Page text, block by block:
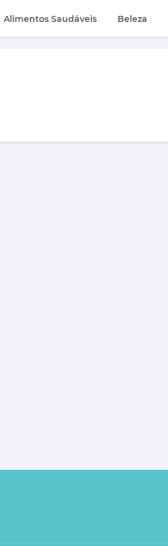
Alimentos Saudáveis Beleza